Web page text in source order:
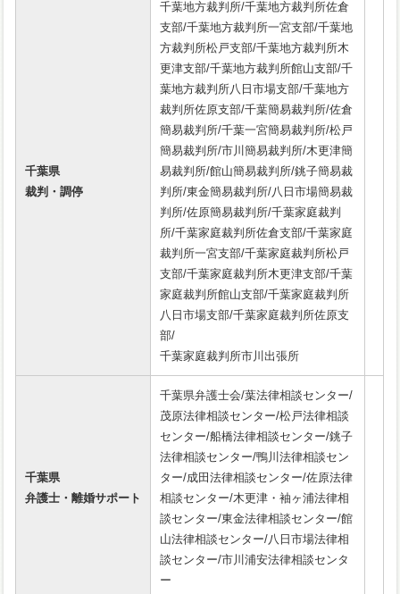
千葉県
裁判・調停
千葉地方裁判所/千葉地方裁判所佐倉
支部/千葉地方裁判所一宮支部/千葉地
方裁判所松戸支部/千葉地方裁判所木
更津支部/千葉地方裁判所館山支部/千
葉地方裁判所八日市場支部/千葉地方
裁判所佐原支部/千葉簡易裁判所/佐倉
簡易裁判所/千葉一宮簡易裁判所/松戸
簡易裁判所/市川簡易裁判所/木更津簡
易裁判所/館山簡易裁判所/銚子簡易裁
判所/東金簡易裁判所/八日市場簡易裁
判所/佐原簡易裁判所/千葉家庭裁判
所/千葉家庭裁判所佐倉支部/千葉家庭
裁判所一宮支部/千葉家庭裁判所松戸
支部/千葉家庭裁判所木更津支部/千葉
家庭裁判所館山支部/千葉家庭裁判所
八日市場支部/千葉家庭裁判所佐原支
部/
千葉家庭裁判所市川出張所
千葉県
弁護士・離婚サポート
千葉県弁護士会/葉法律相談センター/
茂原法律相談センター/松戸法律相談
センター/船橋法律相談センター/銚子
法律相談センター/鴨川法律相談セン
ター/成田法律相談センター/佐原法律
相談センター/木更津・袖ヶ浦法律相
談センター/東金法律相談センター/館
山法律相談センター/八日市場法律相
談センター/市川浦安法律相談センタ
ー